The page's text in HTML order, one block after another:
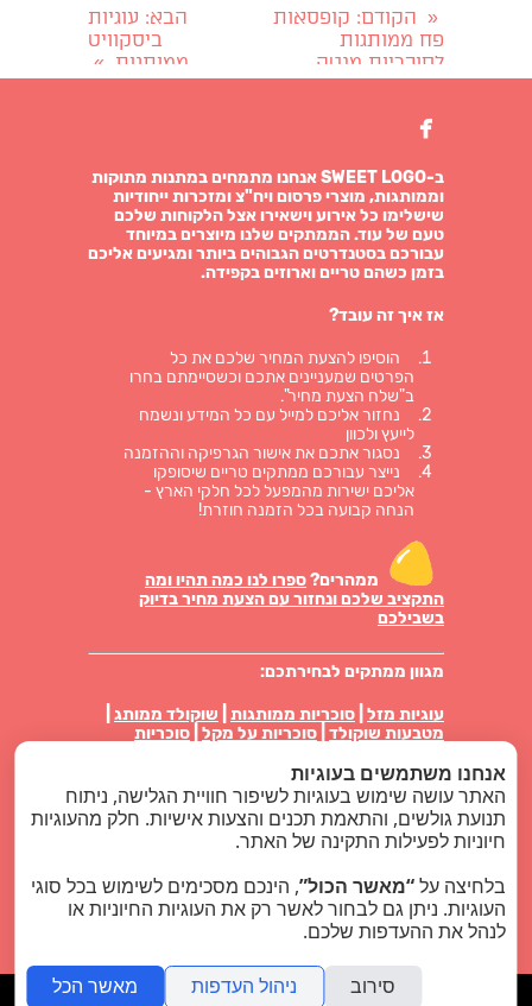
« הקודם: קופסאות
פח ממותגות
לסוכריות מנטה
הבא: עוגיות
ביסקוויט
ממותגות
»

ב-SWEET LOGO אנחנו מתמחים במתנות מתוקות
וממותגות, מוצרי פרסום ויח"צ ומזכרות ייחודיות
שישלימו כל אירוע וישאירו אצל הלקוחות שלכם
טעם של עוד. הממתקים שלנו מיוצרים במיוחד
עבורכם בסטנדרטים הגבוהים ביותר ומגיעים אליכם
בזמן כשהם טריים וארוזים בקפידה.
אז איך זה עובד?
הוסיפו להצעת המחיר שלכם את כל
הפרטים שמעניינים אתכם וכשסיימתם בחרו
ב"שלח הצעת מחיר".
נחזור אליכם למייל עם כל המידע ונשמח
לייעץ ולכוון
נסגור אתכם את אישור הגרפיקה וההזמנה
נייצר עבורכם ממתקים טריים שיסופקו
אליכם ישירות מהמפעל לכל חלקי הארץ -
הנחה קבועה בכל הזמנה חוזרת!
ממהרים?ספרו לנו כמה תהיו ומה
התקציב שלכם ונחזור עם הצעת מחיר בדיוק
בשבילכם
מגוון ממתקים לבחירתכם:
עוגיות מזל סוכריות ממותגות שוקולד ממותג
מטבעות שוקולד סוכריות על מקל סוכריות
ביסקוויט באריזה|מארזי ממתקים
סוויט לוגו בלוג
כל הזכויות שמורות - סוויט לוגו ממתקים ממותגים
2024 |
קידום אתרים
אנחנו משתמשים בעוגיות
האתר עושה שימוש בעוגיות לשיפור חוויית הגלישה, ניתוח
תנועת גולשים, והתאמת תכנים והצעות אישיות. חלק מהעוגיות
חיוניות לפעילות התקינה של האתר.
בלחיצה על“מאשר הכול”, הינכם מסכימים לשימוש בכל סוגי
העוגיות. ניתן גם לבחור לאשר רק את העוגיות החיוניות או
לנהל את ההעדפות שלכם.
סירוב ניהול העדפות מאשר הכל